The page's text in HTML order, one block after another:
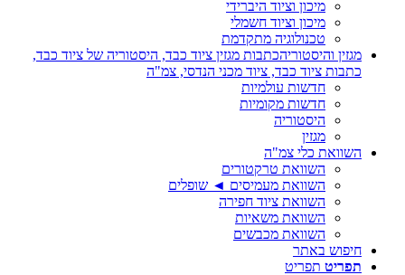
מיכון וציוד היברידי
מיכון וציוד חשמלי
טכנולוגיה מתקדמת
מגזין והיסטוריהכתבות מגזין ציוד כבד, היסטוריה של ציוד כבד,
כתבות ציוד כבד, ציוד מכני הנדסי, צמ"ה
חדשות עולמיות
חדשות מקומיות
היסטוריה
מגזין
השוואת כלי צמ"ה
השוואת טרקטורים
השוואת מעמיסים ◄ שופלים
השוואת ציוד חפירה
השוואת משאיות
השוואת מכבשים
חיפוש באתר
תפריט תפריט